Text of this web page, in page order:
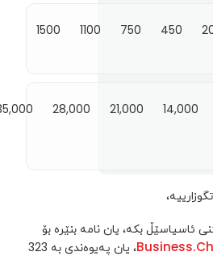
450
750
1100
1500
14,000
21,000
28,000
ئاسیاسێڵ بکە، یان نامە بنێرە بۆ
، یان پەیوەندی بە 323